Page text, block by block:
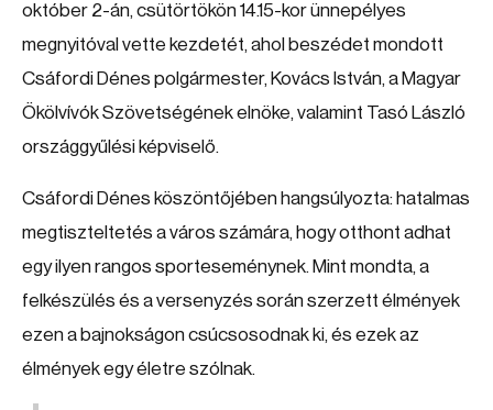
október 2-án, csütörtökön 14.15-kor ünnepélyes
megnyitóval vette kezdetét, ahol beszédet mondott
Csáfordi Dénes polgármester, Kovács István, a Magyar
Ökölvívók Szövetségének elnöke, valamint Tasó László
országgyűlési képviselő.
Csáfordi Dénes köszöntőjében hangsúlyozta: hatalmas
megtiszteltetés a város számára, hogy otthont adhat
egy ilyen rangos sporteseménynek. Mint mondta, a
felkészülés és a versenyzés során szerzett élmények
ezen a bajnokságon csúcsosodnak ki, és ezek az
élmények egy életre szólnak.